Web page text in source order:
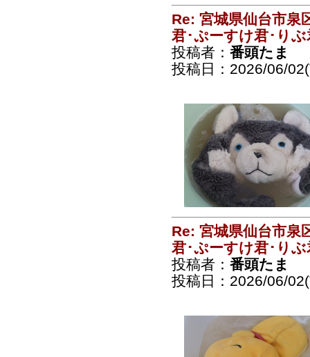
Re: 宮城県仙台市泉
君･ぷーすけ君･りぶ
投稿者： 番頭たま
投稿日：2026/06/
Re: 宮城県仙台市泉
君･ぷーすけ君･りぶ
投稿者： 番頭たま
投稿日：2026/06/